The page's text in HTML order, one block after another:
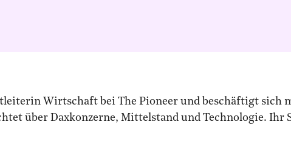
Wirtschaft bei The Pioneer und beschäftigt sich
über Daxkonzerne, Mittelstand und Technologie. Ihr